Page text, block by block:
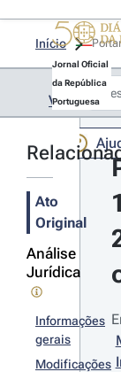
Jornal Oficial
da República
Portuguesa
Início
Voltar
Ato
Original
Análise
Jurídica
Informações
gerais
Modificações